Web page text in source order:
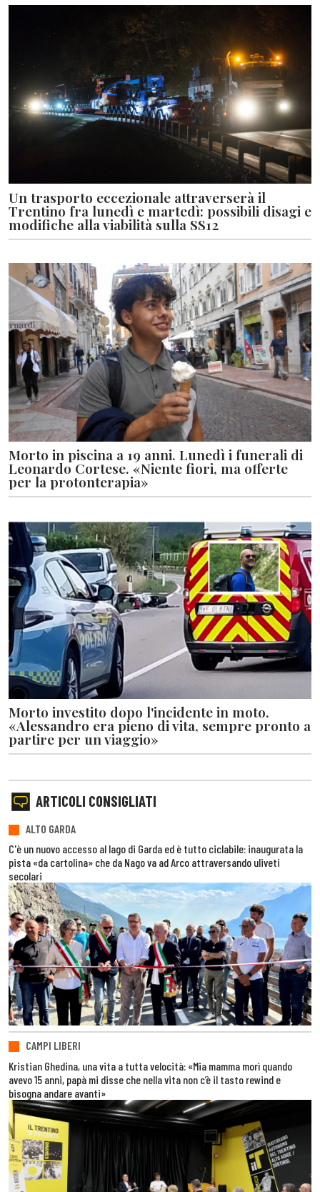
Un trasporto eccezionale attraverserà il
Trentino fra lunedì e martedì: possibili disagi e
modifiche alla viabilità sulla SS12
Morto in piscina a 19 anni. Lunedì i funerali di
Leonardo Cortese. «Niente fiori, ma offerte
per la protonterapia»
Morto investito dopo l'incidente in moto.
«Alessandro era pieno di vita, sempre pronto a
partire per un viaggio»
ARTICOLI CONSIGLIATI
ALTO GARDA
C'è un nuovo accesso al lago di Garda ed è tutto ciclabile: inaugurata la
pista «da cartolina» che da Nago va ad Arco attraversando uliveti
secolari
CAMPI LIBERI
Kristian Ghedina, una vita a tutta velocità: «Mia mamma morì quando
avevo 15 anni, papà mi disse che nella vita non c’è il tasto rewind e
bisogna andare avanti»